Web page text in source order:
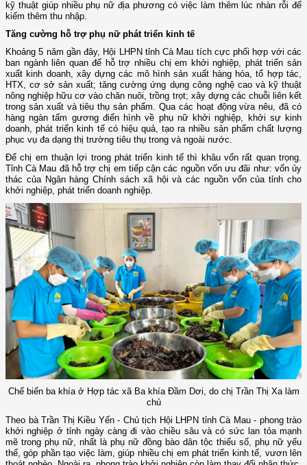
kỹ thuật giúp nhiều phụ nữ địa phương có việc làm thêm lúc nhàn rỗi để
kiếm thêm thu nhập.
Tăng cường hỗ trợ phụ nữ phát triển kinh tế
Khoảng 5 năm gần đây, Hội LHPN tỉnh Cà Mau tích cực phối hợp với các
ban ngành liên quan để hỗ trợ nhiều chị em khởi nghiệp, phát triển sản
xuất kinh doanh, xây dựng các mô hình sản xuất hàng hóa, tổ hợp tác,
HTX, cơ sở sản xuất; tăng cường ứng dụng công nghệ cao và kỹ thuật
nông nghiệp hữu cơ vào chăn nuôi, trồng trọt; xây dựng các chuỗi liên kết
trong sản xuất và tiêu thụ sản phẩm. Qua các hoạt động vừa nêu, đã có
hàng ngàn tấm gương điển hình về phụ nữ khởi nghiệp, khởi sự kinh
doanh, phát triển kinh tế có hiệu quả, tạo ra nhiều sản phẩm chất lượng
phục vụ đa dạng thị trường tiêu thụ trong và ngoài nước.
Để chị em thuận lợi trong phát triển kinh tế thì khâu vốn rất quan trọng.
Tỉnh Cà Mau đã hỗ trợ chị em tiếp cận các nguồn vốn ưu đãi như: vốn ủy
thác của Ngân hàng Chính sách xã hội và các nguồn vốn của tỉnh cho
khởi nghiệp, phát triển doanh nghiệp.
Chế biến ba khía ở Hợp tác xã Ba khía Đầm Dơi, do chị Trần Thị Xa làm
chủ
Theo bà Trần Thị Kiều Yến - Chủ tịch Hội LHPN tỉnh Cà Mau - phong trào
khởi nghiệp ở tỉnh ngày càng đi vào chiều sâu và có sức lan tỏa mạnh
mẽ trong phụ nữ, nhất là phụ nữ đồng bào dân tộc thiểu số, phụ nữ yếu
thế, góp phần tạo việc làm, giúp nhiều chị em phát triển kinh tế, vươn lên